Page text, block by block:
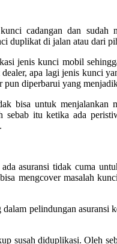
cadangan dan sudah
duplikat di jalan atau dari
jenis kunci mobil
apa lagi jenis kunci
diperbarui yang
bisa untuk menjalankan
sebab itu ketika ada
asuransi tidak cuma
mengcover masalah
pelindungan
susah diduplikasi. Oleh